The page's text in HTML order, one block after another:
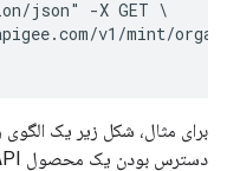
json" -X GET \
v1/mint/
برای مثال، شکل زیر یک
دسترس بودن یک محصول API جدید مطلع می‌کند: